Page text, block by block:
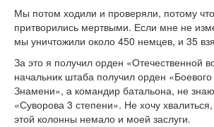
Мы потом ходили и проверяли, потому
притворились мертвыми. Если мне не
мы уничтожили около 450 немцев, и 35
За это я получил орден «Отечественной
начальник штаба получил орден
Знамени», а командир батальона, не
«Суворова 3 степени». Не хочу
этой колонны немало и моей заслуги.